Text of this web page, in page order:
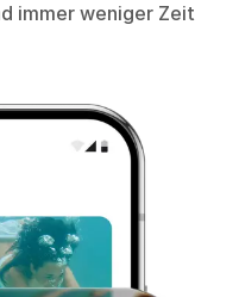
immer weniger Zeit